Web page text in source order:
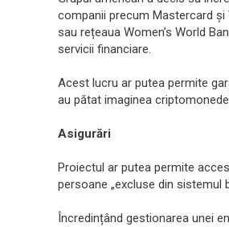
companii precum Mastercard și
sau rețeaua Women’s World
servicii financiare.
Acest lucru ar putea permite
au pătat imaginea
Asigurări
Proiectul ar putea permite
persoane „excluse din sistemul
Încredințând gestionarea unei